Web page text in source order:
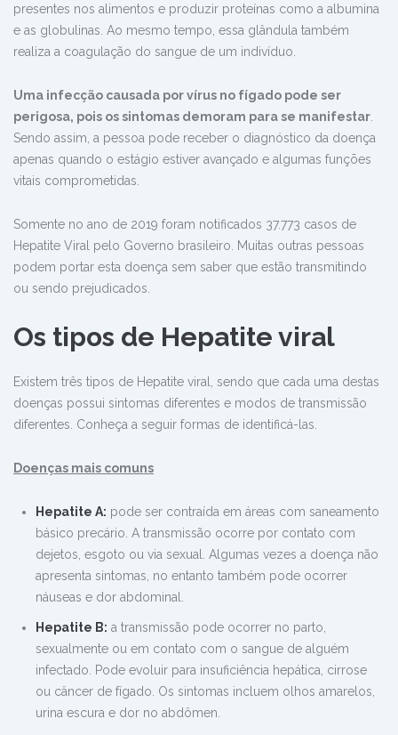
presentes nos alimentos e produzir proteínas como a albumina
e as globulinas. Ao mesmo tempo, essa glândula também
realiza a coagulação do sangue de um indivíduo.
Uma infecção causada por vírus no fígado pode ser
perigosa, pois os sintomas demoram para se manifestar.
Sendo assim, a pessoa pode receber o diagnóstico da doença
apenas quando o estágio estiver avançado e algumas funções
vitais comprometidas.
Somente no ano de 2019 foram notificados 37.773 casos de
Hepatite Viral pelo Governo brasileiro. Muitas outras pessoas
podem portar esta doença sem saber que estão transmitindo
ou sendo prejudicados.
Os tipos de Hepatite viral
Existem três tipos de Hepatite viral, sendo que cada uma destas
doenças possui sintomas diferentes e modos de transmissão
diferentes. Conheça a seguir formas de identificá-las.
Doenças mais comuns
Hepatite A: pode ser contraída em áreas com saneamento
básico precário. A transmissão ocorre por contato com
dejetos, esgoto ou via sexual. Algumas vezes a doença não
apresenta sintomas, no entanto também pode ocorrer
náuseas e dor abdominal.
Hepatite B: a transmissão pode ocorrer no parto,
sexualmente ou em contato com o sangue de alguém
infectado. Pode evoluir para insuficiência hepática, cirrose
ou câncer de fígado. Os sintomas incluem olhos amarelos,
urina escura e dor no abdômen.